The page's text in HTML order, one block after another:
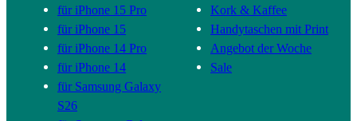
für iPhone 15 Pro
für iPhone 15
für iPhone 14 Pro
für iPhone 14
für Samsung Galaxy
S26
Kork & Kaffee
Handytaschen mit Print
Angebot der Woche
Sale